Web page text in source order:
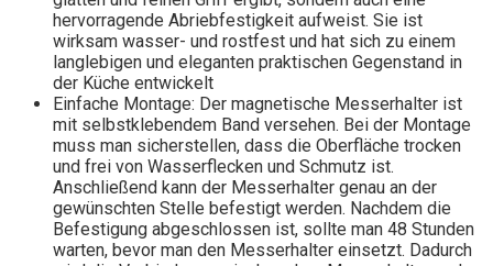
hervorragende Abriebfestigkeit aufweist. Sie ist
wirksam wasser- und rostfest und hat sich zu einem
langlebigen und eleganten praktischen Gegenstand in
der Küche entwickelt
Einfache Montage: Der magnetische Messerhalter ist
mit selbstklebendem Band versehen. Bei der Montage
muss man sicherstellen, dass die Oberfläche trocken
und frei von Wasserflecken und Schmutz ist.
Anschließend kann der Messerhalter genau an der
gewünschten Stelle befestigt werden. Nachdem die
Befestigung abgeschlossen ist, sollte man 48 Stunden
warten, bevor man den Messerhalter einsetzt. Dadurch